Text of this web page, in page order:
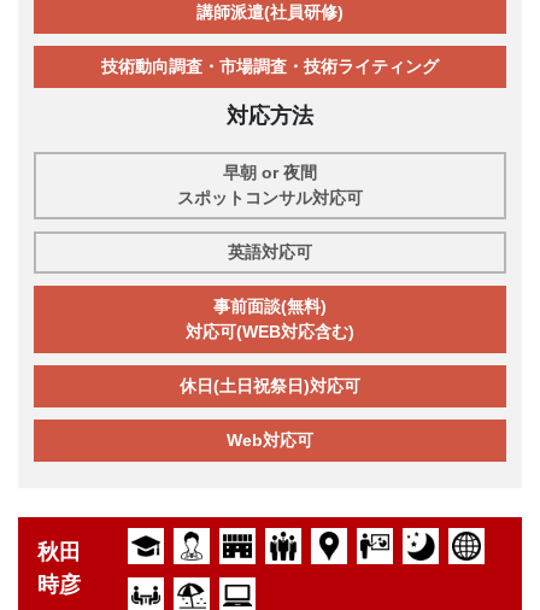
講師派遣(社員研修)
技術動向調査・市場調査・技術ライティング
対応方法
早朝 or 夜間
スポットコンサル対応可
英語対応可
事前面談(無料)
対応可(WEB対応含む)
休日(土日祝祭日)対応可
Web対応可
秋田
時彦